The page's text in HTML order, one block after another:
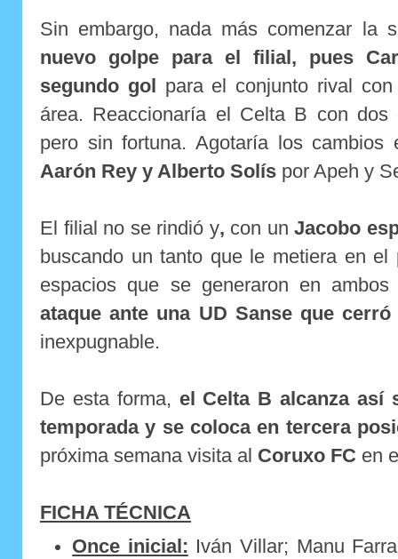
Sin embargo, nada más comenzar la
nuevo golpe para el filial, pues
segundo gol para el conjunto rival
área. Reaccionaría el Celta B con dos
pero sin fortuna. Agotaría los
Aarón Rey y Alberto Solís por Apeh y
El filial no se rindió y, con unJacobo
buscando un tanto que le metiera en el
espacios que se generaron en
ataque ante una UD Sanse que cerró
inexpugnable.
De esta forma, el Celta B alcanza así
temporada y se coloca en tercera
próxima semana visita al Coruxo FC en
FICHA TÉCNICA
Once inicial: Iván Villar; Manu